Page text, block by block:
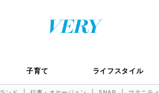
子育て ライフスタイル